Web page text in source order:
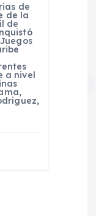
de
de la
de
a nivel